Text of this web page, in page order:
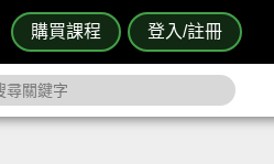
購買課程 登入/註冊